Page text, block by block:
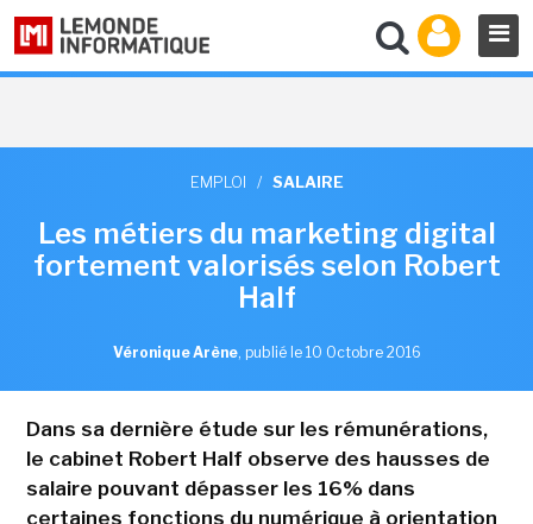
EMPLOI / SALAIRE
Les métiers du marketing digital
fortement valorisés selon Robert
Half
Véronique Arène, publié le 10 Octobre 2016
Dans sa dernière étude sur les rémunérations,
le cabinet Robert Half observe des hausses de
salaire pouvant dépasser les 16% dans
certaines fonctions du numérique à orientation